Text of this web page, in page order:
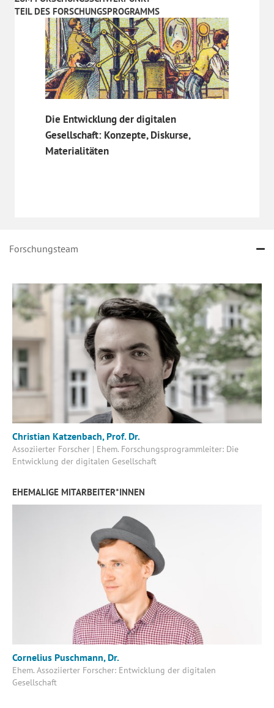
TEIL DES FORSCHUNGSPROGRAMMS
Die Entwicklung der digitalen
Gesellschaft: Konzepte, Diskurse,
Materialitäten
Forschungsteam
Christian Katzenbach, Prof. Dr.
Assoziierter Forscher | Ehem. Forschungsprogrammleiter: Die
Entwicklung der digitalen Gesellschaft
EHEMALIGE MITARBEITER*INNEN
Cornelius Puschmann, Dr.
Ehem. Assoziierter Forscher: Entwicklung der digitalen
Gesellschaft